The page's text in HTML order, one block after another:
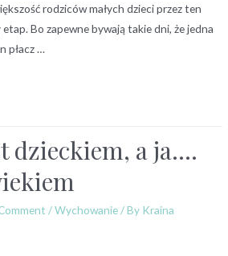
rodziców małych dzieci przez ten
Bo zapewne bywają takie dni, że jedna
płacz …
dzieckiem, a ja….
/Wychowanie/ By Kraina